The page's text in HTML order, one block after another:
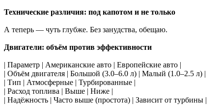
Технические различия: под капотом и не только
А теперь — чуть глубже. Без занудства, обещаю.
Двигатели: объём против эффективности
| Параметр | Американские авто | Европейские авто |
| Объём двигателя | Большой (3.0–6.0 л) | Малый (1.0–2.5 л) |
| Тип | Атмосферные | Турбированные |
| Расход топлива | Выше | Ниже |
| Надёжность | Часто выше (простота) | Зависит от турбины |